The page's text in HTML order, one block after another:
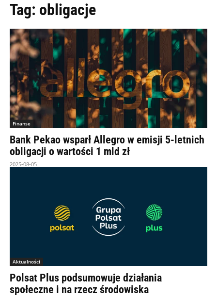
Tag: obligacje
Finanse
Bank Pekao wsparł Allegro w emisji 5-letnich
obligacji o wartości 1 mld zł
2025-08-05
Aktualności
Polsat Plus podsumowuje działania
społeczne i na rzecz środowiska